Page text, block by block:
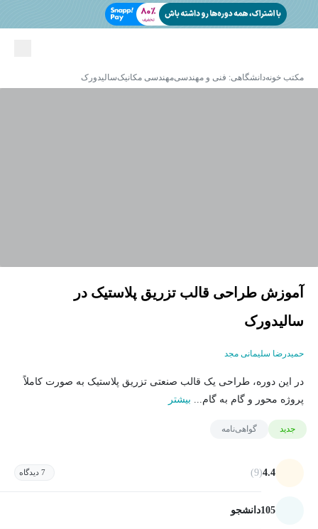
مکتب خونهدانشگاهی: فنی و مهندسیمهندسی مکانیکسالیدورک
آموزش طراحی قالب تزریق پلاستیک در
سالیدورک
حمیدرضا سلیمانی مجد
در این دوره، طراحی یک قالب صنعتی تزریق پلاستیک به صورت کاملاً
پروژه محور و گام به گام... بیشتر
جدید گواهی‌نامه
4.4
(9) 7 دیدگاه
105دانشجو